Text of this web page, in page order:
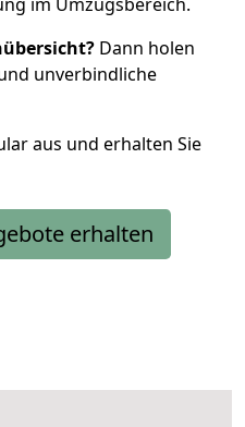
Dann holen
unverbindliche
aus und erhalten Sie
erhalten